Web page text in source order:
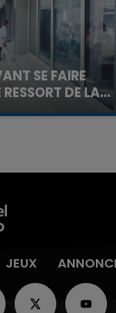
SE FAIRE
DE LA...
la clinique qui a
JEUX